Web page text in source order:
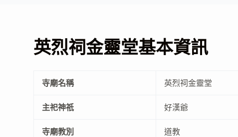
英烈祠金靈堂基本資訊
寺廟名稱 英烈祠金靈堂
主祀神祇 好漢爺
寺廟教別 道教